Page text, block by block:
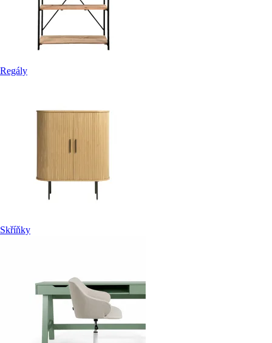
Regály
Skříňky